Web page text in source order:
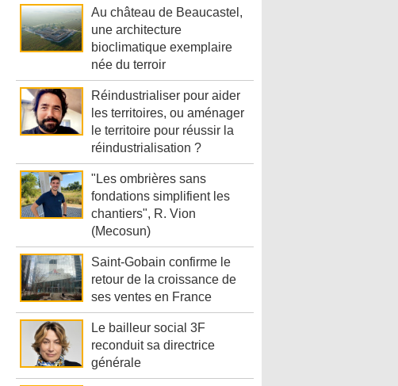
Au château de Beaucastel,
une architecture
bioclimatique exemplaire
née du terroir
Réindustrialiser pour aider
les territoires, ou aménager
le territoire pour réussir la
réindustrialisation ?
"Les ombrières sans
fondations simplifient les
chantiers", R. Vion
(Mecosun)
Saint-Gobain confirme le
retour de la croissance de
ses ventes en France
Le bailleur social 3F
reconduit sa directrice
générale